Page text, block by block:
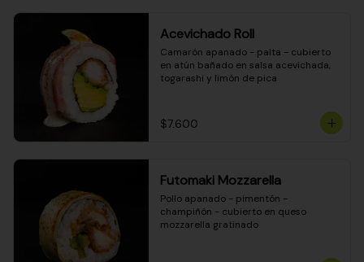
Acevichado Roll
Camarón apanado - palta - cubierto
en atún bañado en salsa acevichada,
togarashi y limón de pica
$7.600
Futomaki Mozzarella
Pollo apanado - pimentón -
champiñón - cubierto en queso
mozzarella gratinado